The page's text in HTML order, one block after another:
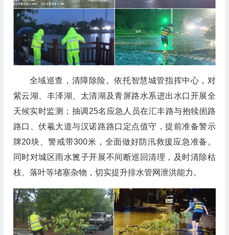
全域巡查，清障除险。依托智慧城管指挥中心，对
紫云湖、丰泽湖、太清湖及青屏路水系进出水口开展全
天候实时监测；抽调25名应急人员在汇丰路与抱犊崮路
路口、伏羲大道与汉诺路路口定点值守，提前准备警示
牌20块、警戒带300米，全面做好防汛救援应急准备。
同时对城区雨水篦子开展不间断巡回清理，及时清除枯
枝、落叶等堵塞杂物，切实提升排水管网泄洪能力。